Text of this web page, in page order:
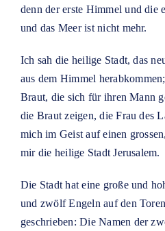
denn der erste Himmel und die
und das Meer ist nicht mehr.
Ich sah die heilige Stadt, das
aus dem Himmel
Braut, die sich für ihren Mann
die Braut zeigen, die Frau des
mich im Geist auf einen
mir die heilige Stadt Jerusalem.
Die Stadt hat eine große und
und zwölf Engeln auf den
geschrieben: Die Namen der